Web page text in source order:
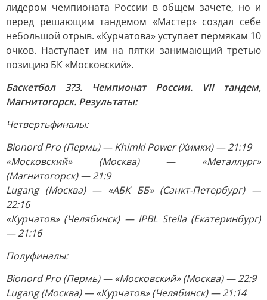
лидером чемпионата России в общем зачете, но и
перед решающим тандемом «Мастер» создал себе
небольшой отрыв. «Курчатова» уступает пермякам 10
очков. Наступает им на пятки занимающий третью
позицию БК «Московский».
Баскетбол 3?3. Чемпионат России. VII тандем,
Магнитогорск. Результаты:
Четвертьфиналы:
Bionord Pro (Пермь) — Khimki Power (Химки) — 21:19
«Московский» (Москва) — «Металлург»
(Магнитогорск) — 21:9
Lugang (Москва) — «АБК ББ» (Санкт-Петербург) —
22:16
«Курчатов» (Челябинск) — IPBL Stella (Екатеринбург)
— 21:16
Полуфиналы:
Bionord Pro (Пермь) — «Московский» (Москва) — 22:9
Lugang (Москва) — «Курчатов» (Челябинск) — 21:14